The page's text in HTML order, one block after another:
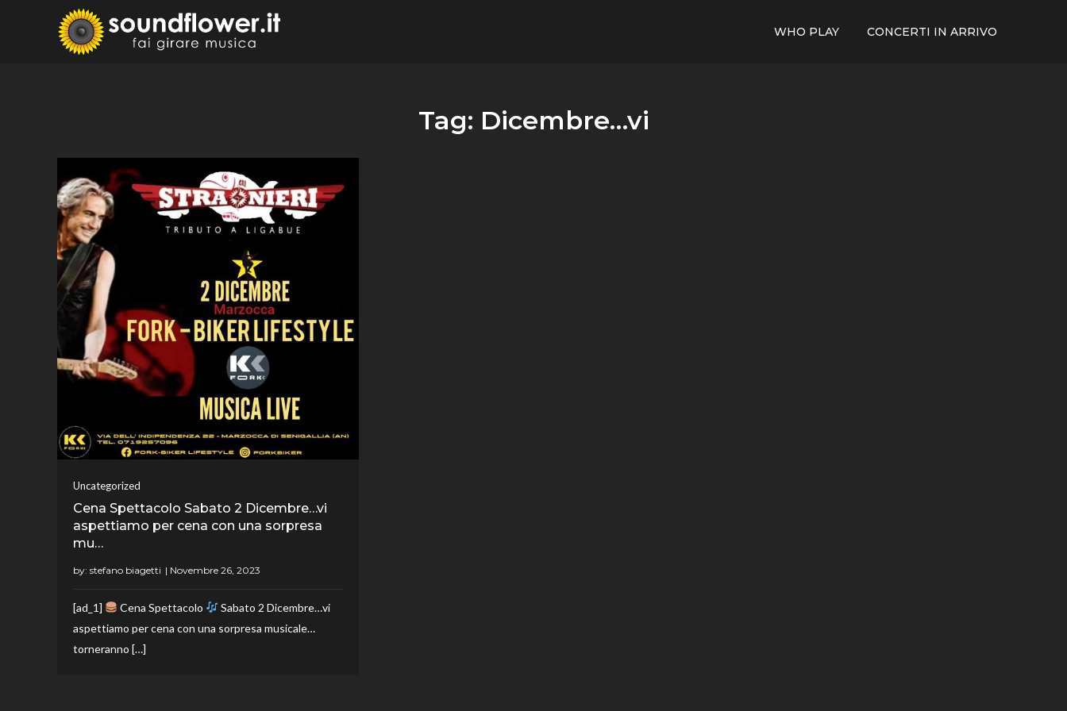
WHO PLAY CONCERTI IN ARRIVO
Tag: Dicembre…vi
Uncategorized
Cena Spettacolo Sabato 2 Dicembre…vi
aspettiamo per cena con una sorpresa
mu…
by: stefano biagetti
[ad_1] Cena Spettacolo
Sabato 2 Dicembre…vi
aspettiamo per cena con una sorpresa musicale…
torneranno […]